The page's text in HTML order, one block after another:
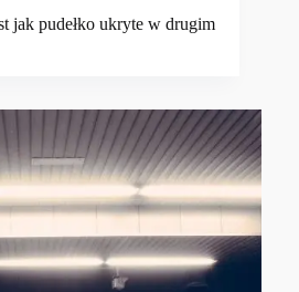
jak pudełko ukryte w drugim